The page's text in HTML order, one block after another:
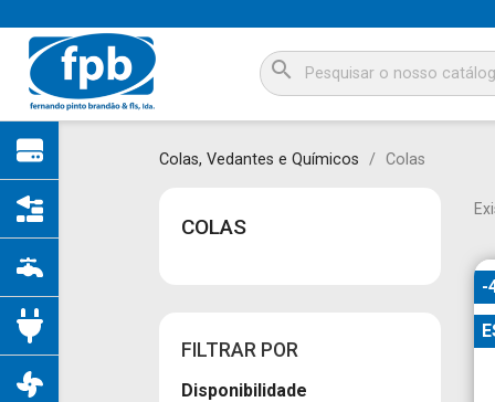
search
Colas, Vedantes e Químicos Colas
COLAS
FILTRAR POR
Disponibilidade
-